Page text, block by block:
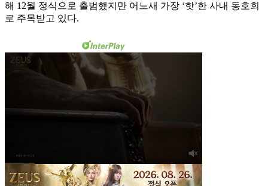
해 12월 정식으로 출범했지만 어느새 가장 ‘핫’한 사내 동호회
로 주목받고 있다.